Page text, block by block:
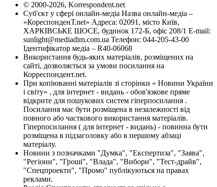
© 2000-2026, Korrespondent.net
Суб'єкт у сфері онлайн-медіа Назва онлайн-медіа –
«КореспонденТ.net» Адреса: 02091, місто Київ,
ХАРКІВСЬКЕ ШОСЕ, будинок 172-Б, офіс 208/1 E-mail:
sunlight@mediadim.com.ua Телефон: 044-205-43-00
Ідентифікатор медіа – R40-06068
Використання будь-яких матеріалів, розміщених на
сайті, дозволяється за умови посилання на
Корреспондент.net.
При копіюванні матеріалів зі сторінки « Новини України
і світу» , для інтернет - видань - обов'язкове пряме
відкрите для пошукових систем гіперпосилання .
Посилання має бути розміщена в незалежності від
повного або часткового використання матеріалів.
Гіперпосилання ( для інтернет - видань) - повинна бути
розміщена в підзаголовку або в першому абзаці
матеріалу.
Новини з позначками "Думка", "Експертиза", "Заява",
"Регіони", "Гроші", "Влада", "Вибори", "Тест-драйв",
"Спецпроекти", "Промо" публікуються на правах
реклами.